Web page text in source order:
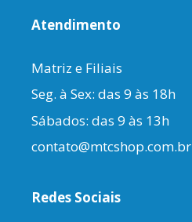
Atendimento
Matriz e Filiais
Seg. à Sex: das 9 às 18h
Sábados: das 9 às 13h
contato@mtcshop.com.br
Redes Sociais